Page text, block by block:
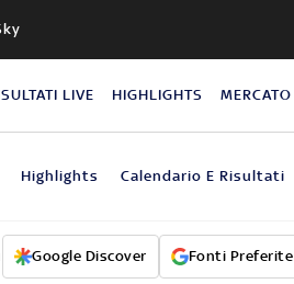
LIVE HIGHLIGHTS MERCATO
Highlights Calendario E Risultati
Google Discover Fonti Preferite